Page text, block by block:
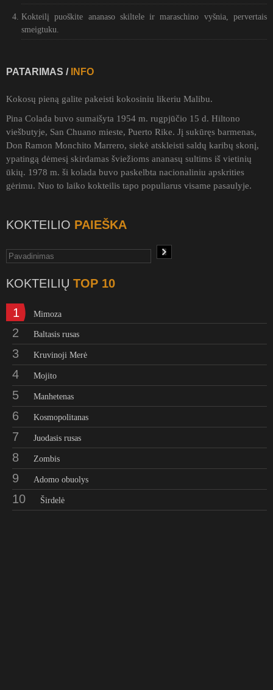
Kokteilį puoškite ananaso skiltele ir maraschino vyšnia, pervertais
smeigtuku.
PATARIMAS / INFO
Kokosų pieną galite pakeisti kokosiniu likeriu Malibu.
Pina Colada buvo sumaišyta 1954 m. rugpjūčio 15 d. Hiltono
viešbutyje, San Chuano mieste, Puerto Rike. Jį sukūręs barmenas,
Don Ramon Monchito Marrero, siekė atskleisti saldų karibų skonį,
ypatingą dėmesį skirdamas šviežioms ananasų sultims iš vietinių
ūkių. 1978 m. ši kolada buvo paskelbta nacionaliniu apskrities
gėrimu. Nuo to laiko kokteilis tapo populiarus visame pasaulyje.
KOKTEILIO PAIEŠKA
KOKTEILIŲ TOP 10
1 Mimoza
2 Baltasis rusas
3 Kruvinoji Merė
4 Mojito
5 Manhetenas
6 Kosmopolitanas
7 Juodasis rusas
8 Zombis
9 Adomo obuolys
10 Širdelė